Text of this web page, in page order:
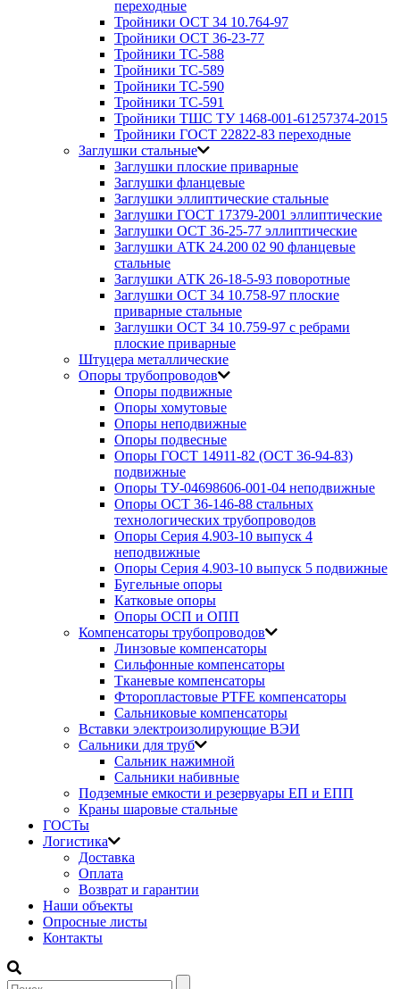
переходные
Тройники ОСТ 34 10.764-97
Тройники ОСТ 36-23-77
Тройники ТС-588
Тройники ТС-589
Тройники ТС-590
Тройники ТС-591
Тройники ТШС ТУ 1468-001-61257374-2015
Тройники ГОСТ 22822-83 переходные
Заглушки стальные
Заглушки плоские приварные
Заглушки фланцевые
Заглушки эллиптические стальные
Заглушки ГОСТ 17379-2001 эллиптические
Заглушки ОСТ 36-25-77 эллиптические
Заглушки АТК 24.200 02 90 фланцевые
стальные
Заглушки АТК 26-18-5-93 поворотные
Заглушки ОСТ 34 10.758-97 плоские
приварные стальные
Заглушки ОСТ 34 10.759-97 с ребрами
плоские приварные
Штуцера металлические
Опоры трубопроводов
Опоры подвижные
Опоры хомутовые
Опоры неподвижные
Опоры подвесные
Опоры ГОСТ 14911-82 (ОСТ 36-94-83)
подвижные
Опоры ТУ-04698606-001-04 неподвижные
Опоры ОСТ 36-146-88 стальных
технологических трубопроводов
Опоры Серия 4.903-10 выпуск 4
неподвижные
Опоры Серия 4.903-10 выпуск 5 подвижные
Бугельные опоры
Катковые опоры
Опоры ОСП и ОПП
Компенсаторы трубопроводов
Линзовые компенсаторы
Сильфонные компенсаторы
Тканевые компенсаторы
Фторопластовые PTFE компенсаторы
Сальниковые компенсаторы
Вставки электроизолирующие ВЭИ
Сальники для труб
Сальник нажимной
Сальники набивные
Подземные емкости и резервуары ЕП и ЕПП
Краны шаровые стальные
ГОСТы
Логистика
Доставка
Оплата
Возврат и гарантии
Наши объекты
Опросные листы
Контакты